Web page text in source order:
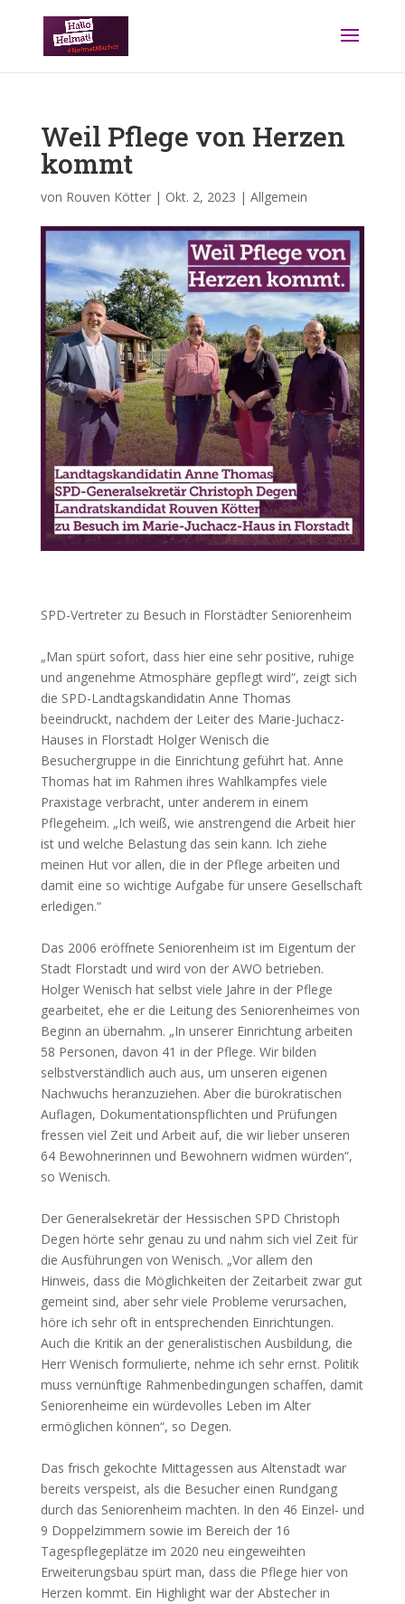
Weil Pflege von Herzen
kommt
von Rouven Kötter| Okt. 2, 2023 | Allgemein
SPD-Vertreter zu Besuch in Florstädter Seniorenheim
„Man spürt sofort, dass hier eine sehr positive, ruhige
und angenehme Atmosphäre gepflegt wird“, zeigt sich
die SPD-Landtagskandidatin Anne Thomas
beeindruckt, nachdem der Leiter des Marie-Juchacz-
Hauses in Florstadt Holger Wenisch die
Besuchergruppe in die Einrichtung geführt hat. Anne
Thomas hat im Rahmen ihres Wahlkampfes viele
Praxistage verbracht, unter anderem in einem
Pflegeheim. „Ich weiß, wie anstrengend die Arbeit hier
ist und welche Belastung das sein kann. Ich ziehe
meinen Hut vor allen, die in der Pflege arbeiten und
damit eine so wichtige Aufgabe für unsere Gesellschaft
erledigen.“
Das 2006 eröffnete Seniorenheim ist im Eigentum der
Stadt Florstadt und wird von der AWO betrieben.
Holger Wenisch hat selbst viele Jahre in der Pflege
gearbeitet, ehe er die Leitung des Seniorenheimes von
Beginn an übernahm. „In unserer Einrichtung arbeiten
58 Personen, davon 41 in der Pflege. Wir bilden
selbstverständlich auch aus, um unseren eigenen
Nachwuchs heranzuziehen. Aber die bürokratischen
Auflagen, Dokumentationspflichten und Prüfungen
fressen viel Zeit und Arbeit auf, die wir lieber unseren
64 Bewohnerinnen und Bewohnern widmen würden“,
so Wenisch.
Der Generalsekretär der Hessischen SPD Christoph
Degen hörte sehr genau zu und nahm sich viel Zeit für
die Ausführungen von Wenisch. „Vor allem den
Hinweis, dass die Möglichkeiten der Zeitarbeit zwar gut
gemeint sind, aber sehr viele Probleme verursachen,
höre ich sehr oft in entsprechenden Einrichtungen.
Auch die Kritik an der generalistischen Ausbildung, die
Herr Wenisch formulierte, nehme ich sehr ernst. Politik
muss vernünftige Rahmenbedingungen schaffen, damit
Seniorenheime ein würdevolles Leben im Alter
ermöglichen können“, so Degen.
Das frisch gekochte Mittagessen aus Altenstadt war
bereits verspeist, als die Besucher einen Rundgang
durch das Seniorenheim machten. In den 46 Einzel- und
9 Doppelzimmern sowie im Bereich der 16
Tagespflegeplätze im 2020 neu eingeweihten
Erweiterungsbau spürt man, dass die Pflege hier von
Herzen kommt. Ein Highlight war der Abstecher in